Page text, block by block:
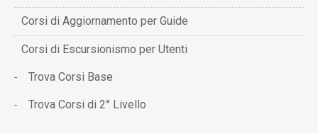
Corsi di Aggiornamento per Guide
Corsi di Escursionismo per Utenti
Trova Corsi Base
Trova Corsi di 2° Livello